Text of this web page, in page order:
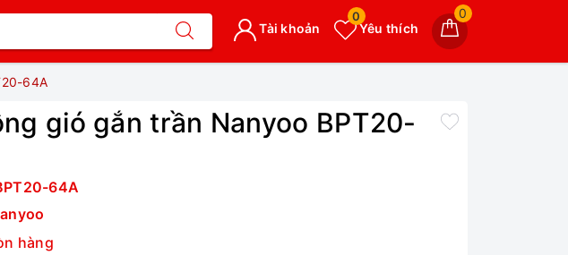
0
Yêu thích
0
Tài khoản
64A
gió gắn trần Nanyoo BPT20-
64A
hàng